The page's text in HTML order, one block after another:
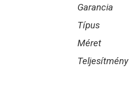
Garancia
Típus
Méret
Teljesítmény